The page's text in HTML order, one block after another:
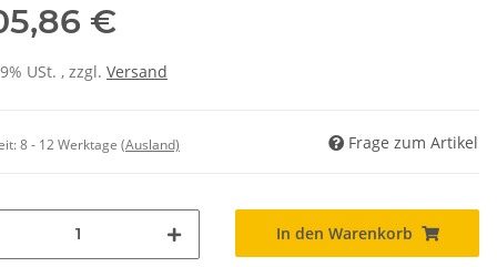
€
USt. , zzgl. Versand
8 - 12 Werktage (Ausland) Frage zum Artikel
In den Warenkorb